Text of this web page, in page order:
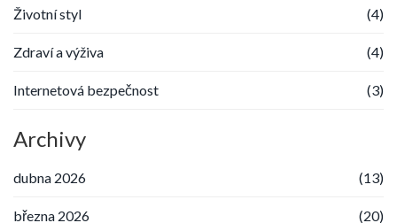
Životní styl (4)
Zdraví a výživa (4)
Internetová bezpečnost (3)
Archivy
dubna 2026 (13)
března 2026 (20)